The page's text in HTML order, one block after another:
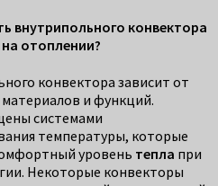
внутрипольного конвектора
отоплении?
конвектора зависит от
и функций.
системами
температуры, которые
уровень тепла при
Некоторые конвекторы